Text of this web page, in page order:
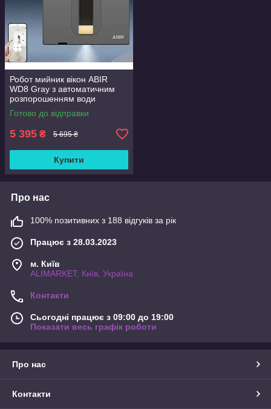
Робот мийник вікон ABIR
WD8 Gray з автоматичним
розпорошенням води
Готово до відправки
5 395 ₴ 5 695 ₴
Купити
Про нас
100% позитивних з 188 відгуків за рік
Працює з 28.03.2023
м. Київ
ALIMARKET, Київ, Україна
Контакти
Сьогодні працює з 09:00 до 19:00
Показати весь графік роботи
Про нас
Контакти